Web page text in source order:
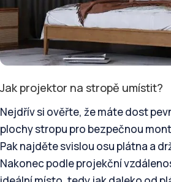
Jak projektor na stropě umístit?
Nejdřív si ověřte, že máte dost
plochy stropu pro bezpečnou
Pak najděte svislou osu plátna a
Nakonec podle projekční